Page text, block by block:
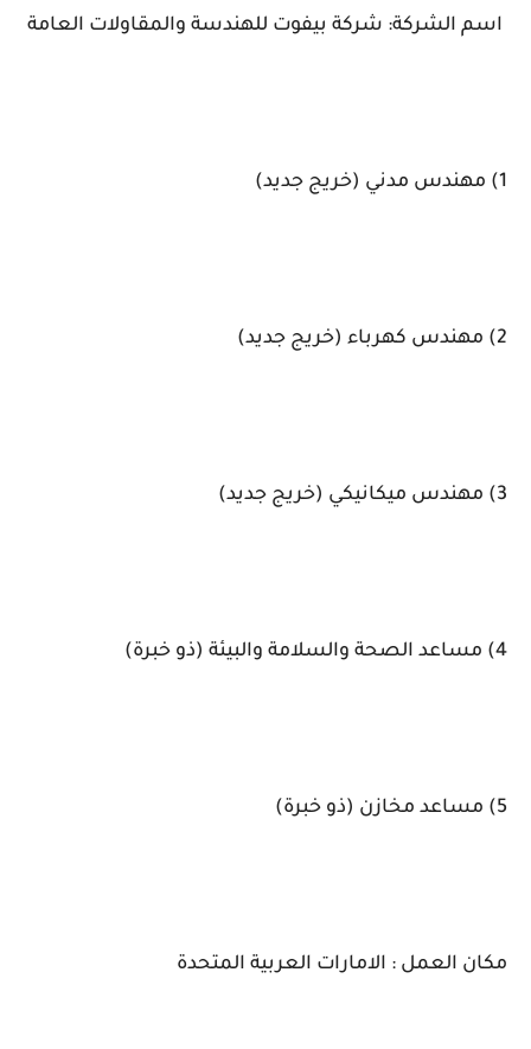
اسم الشركة: شركة بيفوت للهندسة والمقاولات العامة
1) مهندس مدني (خريج جديد)
2) مهندس كهرباء (خريج جديد)
3) مهندس ميكانيكي (خريج جديد)
4) مساعد الصحة والسلامة والبيئة (ذو خبرة)
5) مساعد مخازن (ذو خبرة)
مكان العمل : الامارات العربية المتحدة